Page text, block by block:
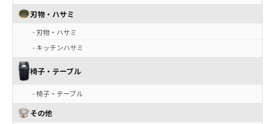
刃物・ハサミ
- 刃物・ハサミ
- キッチンハサミ
椅子・テーブル
- 椅子・テーブル
その他